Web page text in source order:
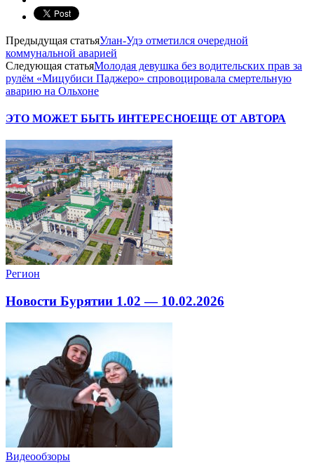
Предыдущая статьяУлан-Удэ отметился очередной
коммунальной аварией
Следующая статьяМолодая девушка без водительских прав за
рулём «Мицубиси Паджеро» спровоцировала смертельную
аварию на Ольхоне
ЭТО МОЖЕТ БЫТЬ ИНТЕРЕСНОЕЩЕ ОТ АВТОРА
Регион
Новости Бурятии 1.02 — 10.02.2026
Видеообзоры